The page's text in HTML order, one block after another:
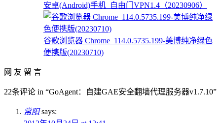
安卓(Android)手机_自由门VPN1.4（20230906）
谷歌浏览器 Chrome_114.0.5735.199-美博纯净绿色
便携版(20230710)
网 友 留 言
22条评论 in “GoAgent：自建GAE安全翻墙代理服务器v1.7.10”
常阳 says: